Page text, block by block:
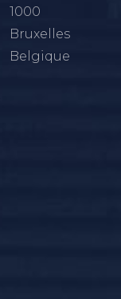
1000
Bruxelles
Belgique